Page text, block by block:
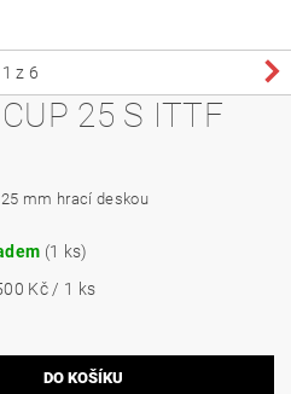
1 z 6
25 S ITTF
25 mm hrací deskou
(1 ks)
Kč / 1 ks